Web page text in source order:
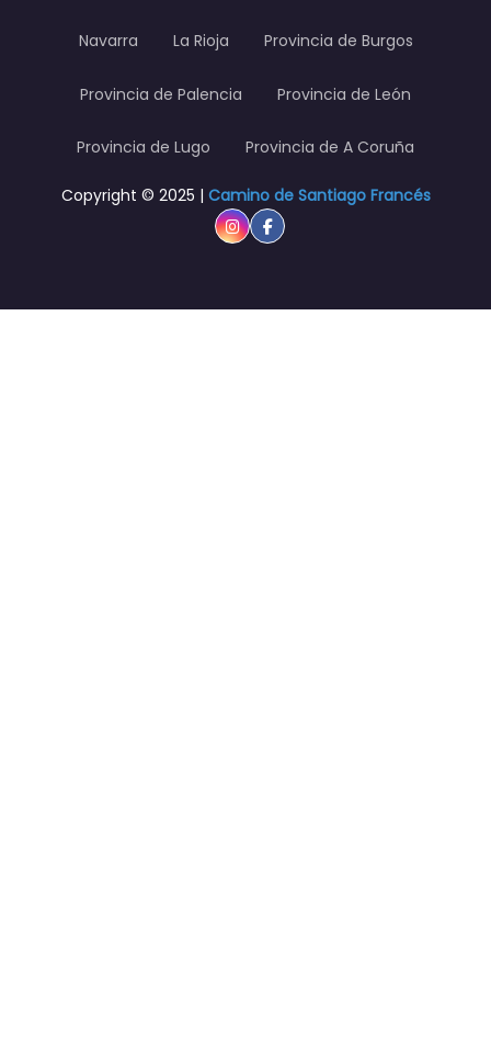
Navarra La Rioja Provincia de Burgos
Provincia de Palencia Provincia de León
Provincia de Lugo Provincia de A Coruña
Copyright © 2025 | Camino de Santiago Francés